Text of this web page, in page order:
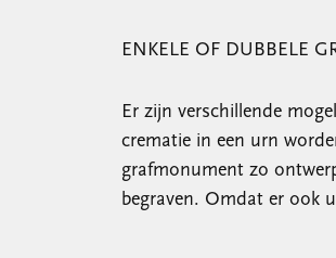
ENKELE OF DUBBELE
Er zijn verschillende
crematie in een urn
grafmonument zo
begraven. Omdat er ook